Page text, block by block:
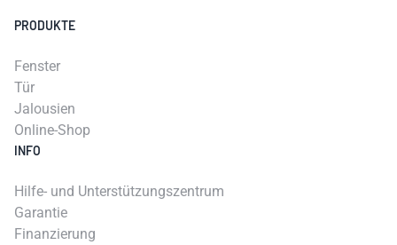
PRODUKTE
Fenster
Tür
Jalousien
Online-Shop
INFO
Hilfe- und Unterstützungszentrum
Garantie
Finanzierung